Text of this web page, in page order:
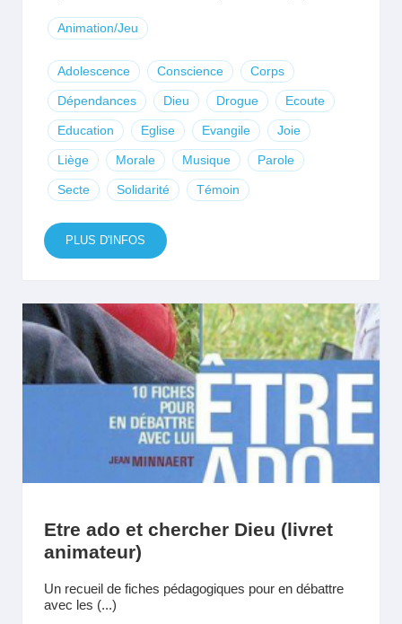
Animation/Jeu
Adolescence Conscience Corps
Dépendances Dieu Drogue Ecoute
Education Eglise Evangile Joie
Liège Morale Musique Parole
Secte Solidarité Témoin
PLUS D'INFOS
Etre ado et chercher Dieu (livret
animateur)
Un recueil de fiches pédagogiques pour en débattre
avec les (...)